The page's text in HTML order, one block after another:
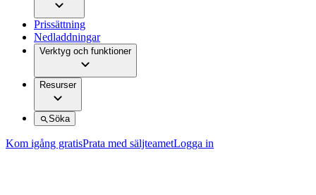
Prissättning
Nedladdningar
Verktyg och funktioner
Resurser
Söka
Kom igång gratisPrata med säljteametLogga in